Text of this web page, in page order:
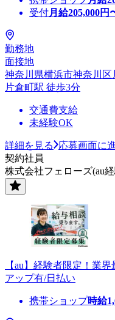
受付月給205,000円
勤務地
面接地
神奈川県横浜市神奈川区
片倉町駅 徒歩3分
交通費支給
未経験OK
詳細を見る
応募画面に
契約社員
株式会社フェローズ(au
【au】経験者限定！業
アップ有/日払い
携帯ショップ時給